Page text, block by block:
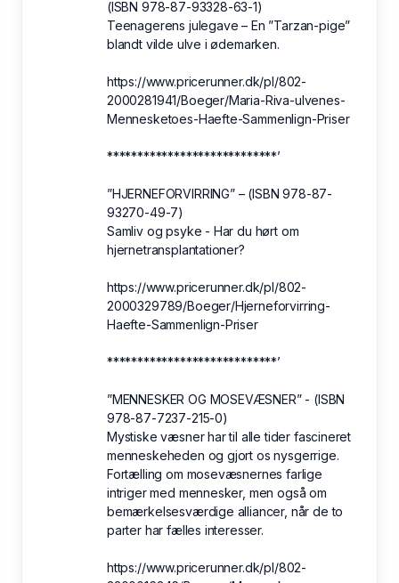
(ISBN 978-87-93328-63-1)
Teenagerens julegave – En ”Tarzan-pige”
blandt vilde ulve i ødemarken.
https://www.pricerunner.dk/pl/802-
2000281941/Boeger/Maria-Riva-ulvenes-
Mennesketoes-Haefte-Sammenlign-Priser
****************************’
”HJERNEFORVIRRING” – (ISBN 978-87-
93270-49-7)
Samliv og psyke - Har du hørt om
hjernetransplantationer?
https://www.pricerunner.dk/pl/802-
2000329789/Boeger/Hjerneforvirring-
Haefte-Sammenlign-Priser
****************************’
”MENNESKER OG MOSEVÆSNER” - (ISBN
978-87-7237-215-0)
Mystiske væsner har til alle tider fascineret
menneskeheden og gjort os nysgerrige.
Fortælling om mosevæsnernes farlige
intriger med mennesker, men også om
bemærkelsesværdige alliancer, når de to
parter har fælles interesser.
https://www.pricerunner.dk/pl/802-